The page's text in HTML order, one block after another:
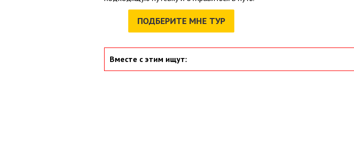
ПОДБЕРИТЕ МНЕ ТУР
Вместе с этим ищут: